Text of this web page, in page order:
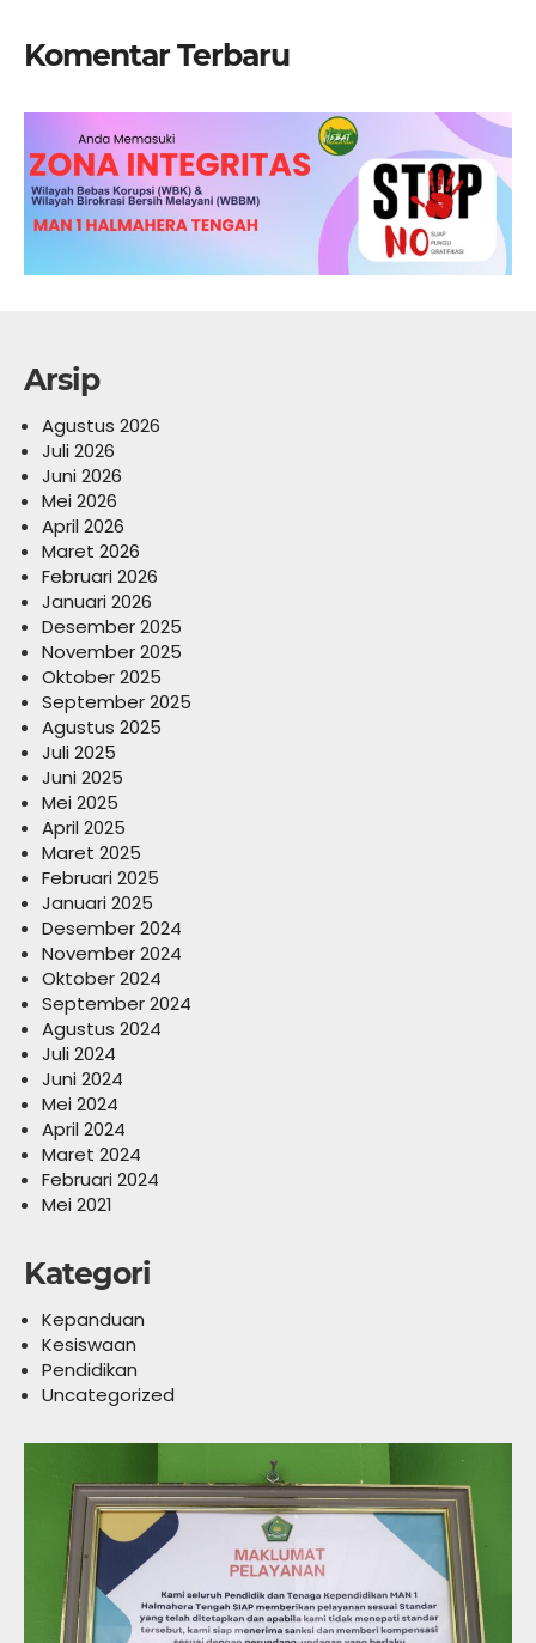
Komentar Terbaru
Arsip
Agustus 2026
Juli 2026
Juni 2026
Mei 2026
April 2026
Maret 2026
Februari 2026
Januari 2026
Desember 2025
November 2025
Oktober 2025
September 2025
Agustus 2025
Juli 2025
Juni 2025
Mei 2025
April 2025
Maret 2025
Februari 2025
Januari 2025
Desember 2024
November 2024
Oktober 2024
September 2024
Agustus 2024
Juli 2024
Juni 2024
Mei 2024
April 2024
Maret 2024
Februari 2024
Mei 2021
Kategori
Kepanduan
Kesiswaan
Pendidikan
Uncategorized